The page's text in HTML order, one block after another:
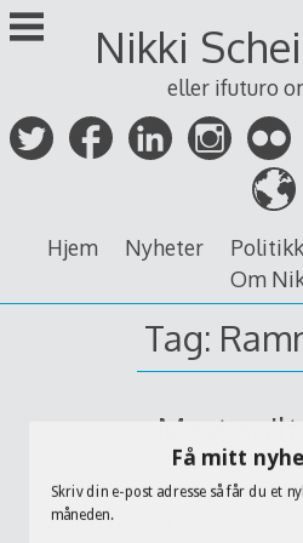
Skip
to
Nikki
eller ifuturo
Hjem Nyheter Politikk
Om
Tag:
Mest spilt
Og her er mine mest
2017! Ikke bare støy og
Få mitt
Skriv din e-post adresse så får du et
måneden.